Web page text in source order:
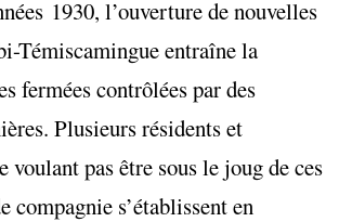
1930, l’ouverture de nouvelles
Témiscamingue entraîne la
fermées contrôlées par des
Plusieurs résidents et
voulant pas être sous le joug de ces
compagnie s’établissent en